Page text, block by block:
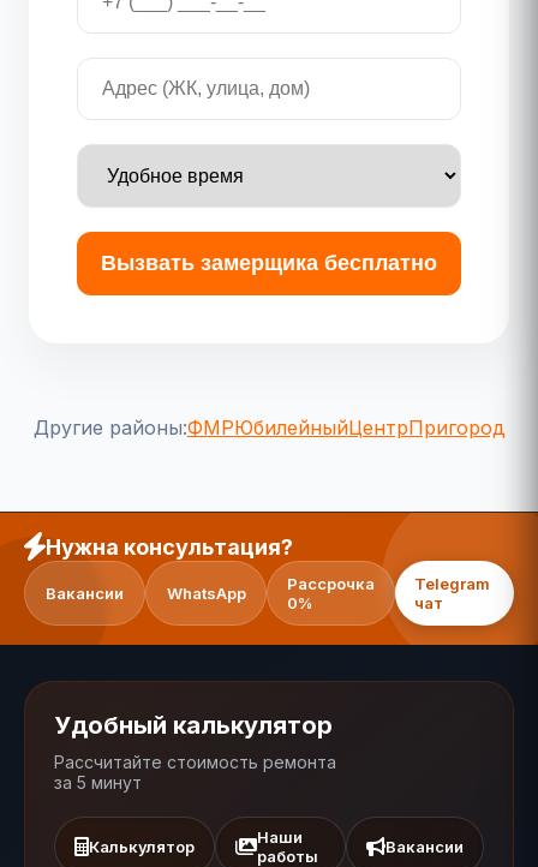
Вызвать замерщика бесплатно
Другие районы:ФМРЮбилейныйЦентрПригород
Нужна консультация?
Вакансии WhatsApp
Рассрочка
0%
Telegram
чат
Удобный калькулятор
Рассчитайте стоимость ремонта
за 5 минут
Калькулятор
Наши
работы
Вакансии